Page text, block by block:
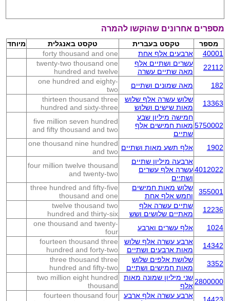
מספרים אחרונים שהוקשו להמרה
מספר טקסט בעברית טקסט באנגלית
מיוחד
40001
ארבעים אלף אחת
forty thousand and one
22112
עשרים ושתיים אלף
מאה שתיים עשרה
twenty-two thousand one
hundred and twelve
182
מאה שמונים ושתיים
one hundred and eighty-
two
13363
שלוש עשרה אלף שלוש
מאות שישים ושלוש
thirteen thousand three
hundred and sixty-three
5750002
חמישה מיליון שבע
מאות חמישים אלף
שתיים
five million seven hundred
and fifty thousand and two
1902 אלף תשע מאות ושתיים one thousand nine hundred
and two
4012022
ארבעה מיליון שתיים
עשרה אלף עשרים
ושתיים
four million twelve thousand
and twenty-two
355001
שלוש מאות חמישים
וחמש אלף אחת
three hundred and fifty-five
thousand and one
12236
שתיים עשרה אלף
מאתיים שלושים ושש
twelve thousand two
hundred and thirty-six
1024
אלף עשרים וארבע
one thousand and twenty-
four
14342
ארבע עשרה אלף שלוש
מאות ארבעים ושתיים
fourteen thousand three
hundred and forty-two
3352
שלושת אלפים שלוש
מאות חמישים ושתיים
three thousand three
hundred and fifty-two
2800000 שני מיליון שמונה מאות
אלף
two million eight hundred
thousand
ארבע עשרה אלף ארבע
fourteen thousand four